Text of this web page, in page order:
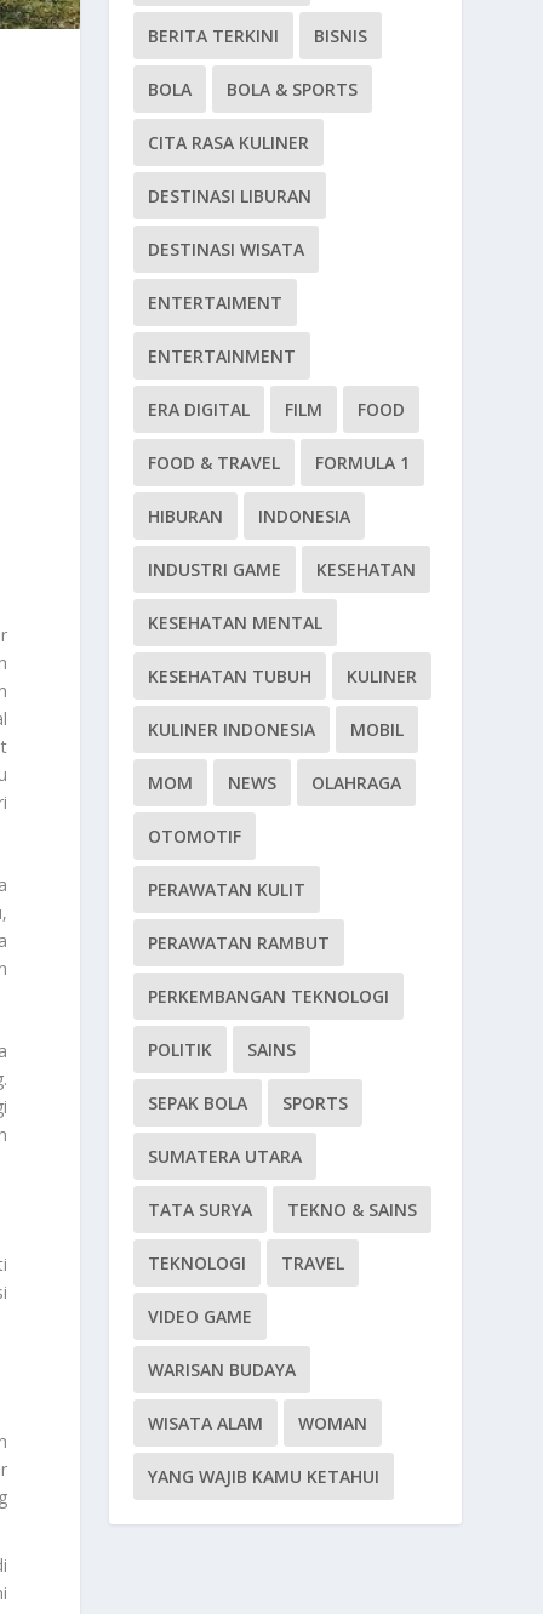
BERITA TERKINI BISNIS
BOLA BOLA & SPORTS
CITA RASA KULINER
DESTINASI LIBURAN
DESTINASI WISATA
ENTERTAIMENT
ENTERTAINMENT
ERA DIGITAL FILM FOOD
FOOD & TRAVEL FORMULA 1
HIBURAN INDONESIA
INDUSTRI GAME KESEHATAN
KESEHATAN MENTAL
KESEHATAN TUBUH KULINER
KULINER INDONESIA MOBIL
MOM NEWS OLAHRAGA
OTOMOTIF
PERAWATAN KULIT
PERAWATAN RAMBUT
PERKEMBANGAN TEKNOLOGI
POLITIK SAINS
SEPAK BOLA SPORTS
SUMATERA UTARA
TATA SURYA TEKNO & SAINS
TEKNOLOGI TRAVEL
VIDEO GAME
WARISAN BUDAYA
WISATA ALAM WOMAN
YANG WAJIB KAMU KETAHUI